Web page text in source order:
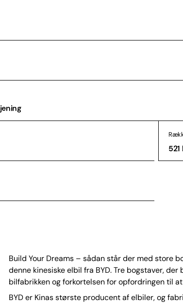
521
Build Your Dreams – sådan står der med store
denne kinesiske elbil fra BYD. Tre bogstaver,
bilfabrikken og forkortelsen for opfordringen til
BYD er Kinas største producent af elbiler, og